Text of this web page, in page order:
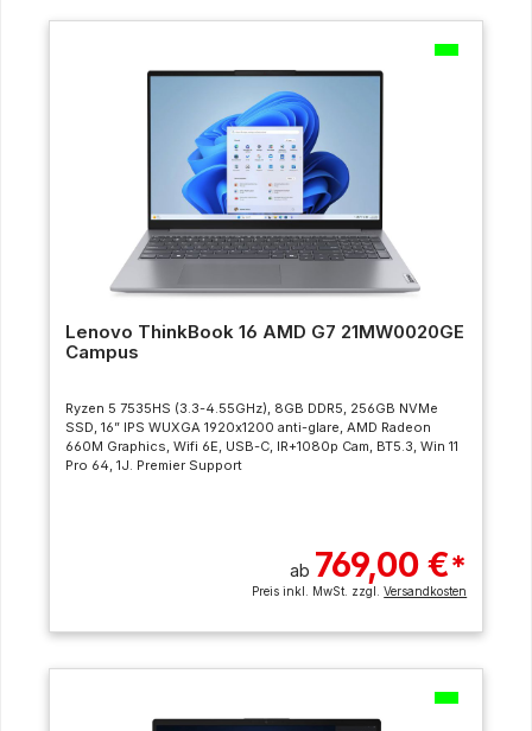
Lenovo ThinkBook 16 AMD G7 21MW0020GE
Campus
Ryzen 5 7535HS (3.3-4.55GHz), 8GB DDR5, 256GB NVMe
SSD, 16” IPS WUXGA 1920x1200 anti-glare, AMD Radeon
660M Graphics, Wifi 6E, USB-C, IR+1080p Cam, BT5.3, Win 11
Pro 64, 1J. Premier Support
ab 769,00 €*
Preis inkl. MwSt. zzgl.Versandkosten